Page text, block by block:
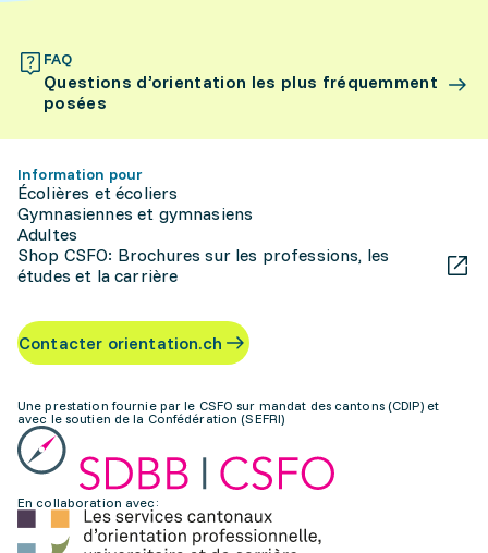
FAQ
Questions d’orientation les plus fréquemment
posées
Information pour
Écolières et écoliers
Gymnasiennes et gymnasiens
Adultes
Shop CSFO: Brochures sur les professions, les
études et la carrière
Contacter orientation.ch
Une prestation fournie par le CSFO sur mandat des cantons (CDIP) et
avec le soutien de la Confédération (SEFRI)
En collaboration avec: